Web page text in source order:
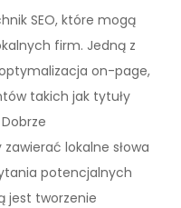
SEO, które mogą
firm. Jedną z
on-page,
takich jak tytuły
lokalne słowa
potencjalnych
jest tworzenie